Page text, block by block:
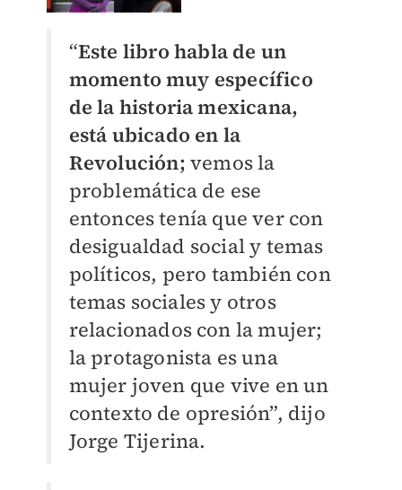
“Este libro habla de un
momento muy específico
de la historia mexicana,
está ubicado en la
Revolución; vemos la
problemática de ese
entonces tenía que ver con
desigualdad social y temas
políticos, pero también con
temas sociales y otros
relacionados con la mujer;
la protagonista es una
mujer joven que vive en un
contexto de opresión”, dijo
Jorge Tijerina.